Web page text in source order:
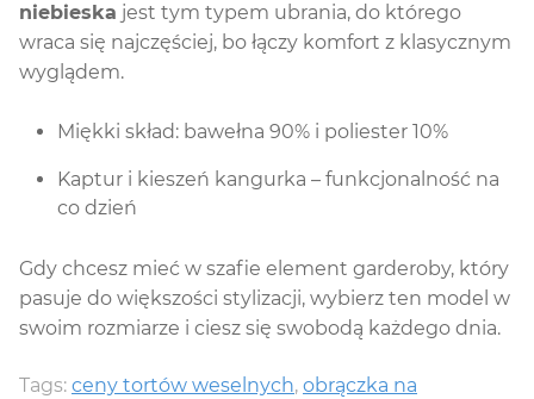
niebieska jest tym typem ubrania, do którego
wraca się najczęściej, bo łączy komfort z klasycznym
wyglądem.
Miękki skład: bawełna 90% i poliester 10%
Kaptur i kieszeń kangurka – funkcjonalność na
co dzień
Gdy chcesz mieć w szafie element garderoby, który
pasuje do większości stylizacji, wybierz ten model w
swoim rozmiarze i ciesz się swobodą każdego dnia.
Tags: ceny tortów weselnych, obrączka na